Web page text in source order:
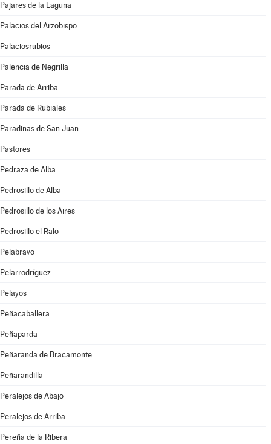
Pajares de la Laguna
Palacios del Arzobispo
Palaciosrubios
Palencia de Negrilla
Parada de Arriba
Parada de Rubiales
Paradinas de San Juan
Pastores
Pedraza de Alba
Pedrosillo de Alba
Pedrosillo de los Aires
Pedrosillo el Ralo
Pelabravo
Pelarrodríguez
Pelayos
Peñacaballera
Peñaparda
Peñaranda de Bracamonte
Peñarandilla
Peralejos de Abajo
Peralejos de Arriba
Pereña de la Ribera